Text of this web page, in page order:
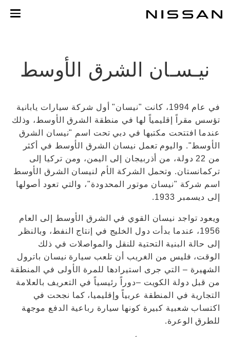
المحتوى
نيـسـان الشرق الأوسط
في عام 1994، كانت "نيسان" أول شركة سيارات يابانية
تؤسس مقراً إقليمياً لها في منطقة الشرق الأوسط، وذلك
عندما افتتحت مكتبها في دبي تحت اسم "نيسان الشرق
الأوسط". واليوم تعمل نيسان الشرق الأوسط في أكثر
من 22 دولة، من أذربيجان إلى اليمن، ومن تركيا إلى
تركمانستان. وتحمل الشركة الأم لنيسان الشرق الأوسط
اسم شركة "نيسان موتور المحدودة"، والتي تعود أصولها
إلى ديسمبر 1933.
ويعود تواجد نيسان القوي في الشرق الأوسط إلى العام
1956، عندما بدأت دول الخليج في إنتاج النفط، وبالنظر
إلى حالة البنية التحتية للنقل والمواصلات في ذلك
الوقت، فليس من الغريب أن تلعب سيارة نيسان باترول
الشهيرة – التي جرى استيرادها للمرة الأولى في المنطقة
من قبل دولة الكويت –دوراً رئيسياً في التعريف بالعلامة
التجارية في المنطقة عربياً وإقليميا، كما نجحت في
اكتساب شعبية كبيرة كونها سيارة رباعية الدفع موجهة
للطرق الوعرة.